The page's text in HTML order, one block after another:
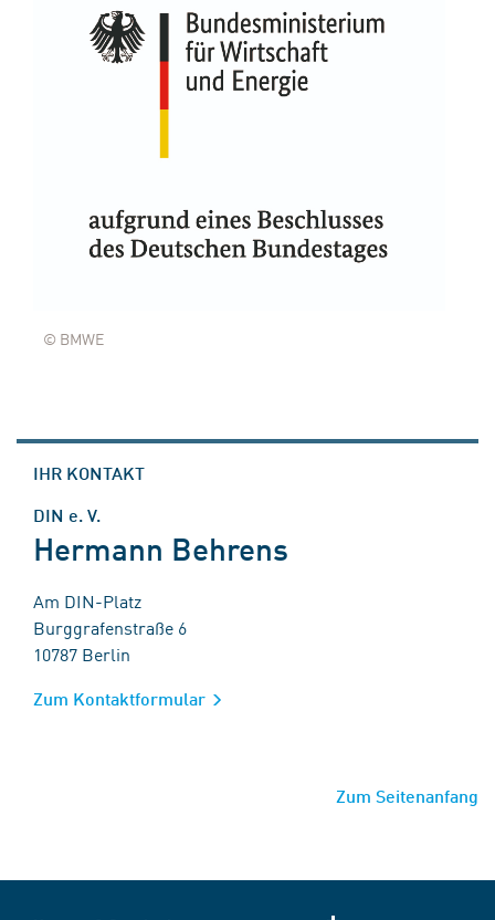
© BMWE
IHR KONTAKT
DIN e. V.
Hermann Behrens
Am DIN-Platz
Burggrafenstraße 6
10787 Berlin
Zum Kontaktformular
Zum Seitenanfang